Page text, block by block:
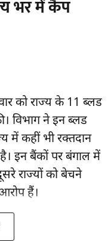
भर में कैंप
को राज्य के 11 ब्लड
विभाग ने इन ब्लड
कहीं भी रक्तदान
इन बैंकों पर बंगाल में
राज्यों को बेचने
हैं।